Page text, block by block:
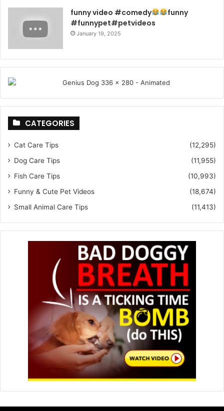
funny video #comedy
funny
#funnypet#petvideos
January 19, 2025
CATEGORIES
Cat Care Tips
(12,295)
Dog Care Tips
(11,955)
Fish Care Tips
(10,993)
Funny & Cute Pet Videos
(18,674)
Small Animal Care Tips
(11,413)